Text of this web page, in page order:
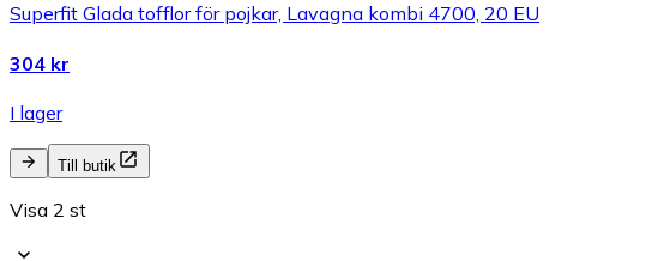
Superfit Glada tofflor för pojkar, Lavagna kombi 4700, 20 EU
304 kr
I lager
Till butik
Visa 2 st